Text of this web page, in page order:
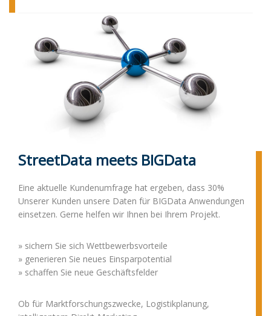
StreetData meets BIGData
Eine aktuelle Kundenumfrage hat ergeben, dass 30%
Unserer Kunden unsere Daten für BIGData Anwendungen
einsetzen. Gerne helfen wir Ihnen bei Ihrem Projekt.
» sichern Sie sich Wettbewerbsvorteile
» generieren Sie neues Einsparpotential
» schaffen Sie neue Geschäftsfelder
Ob für Marktforschungszwecke, Logistikplanung,